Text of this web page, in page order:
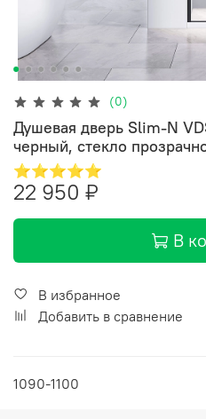
(0)
Душевая дверь Slim-N
черный, стекло
⭐⭐⭐⭐⭐
22 950 ₽
В
В избранное
Добавить в сравнение
1090-1100